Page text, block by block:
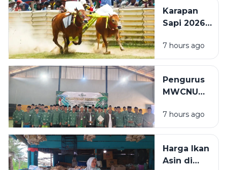
Perkuat
Organisasi
Pelayanan
Umat
Karapan
Sapi 2026
Wajib NISK
dan
Sapi Asli
Sampang
7 hours ago
Pengurus
MWCNU
Mandangin
2026-2031
Dilantik, Ini
Susunan
7 hours ago
Harga Ikan
Asin di